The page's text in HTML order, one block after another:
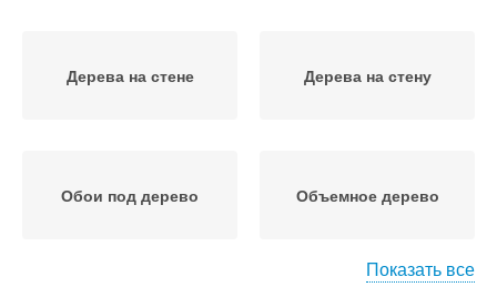
Дерева на стене Дерева на стену
Обои под дерево Объемное дерево
Показать все